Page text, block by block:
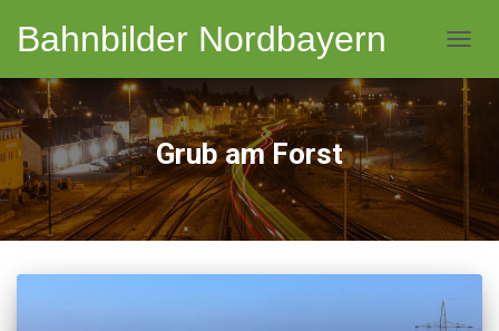
Bahnbilder Nordbayern
Grub am Forst